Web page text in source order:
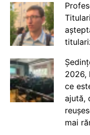
2026,
ce
ajută,
mai